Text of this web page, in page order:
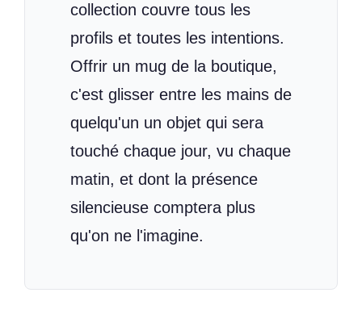
collection couvre tous les
profils et toutes les intentions.
Offrir un mug de la boutique,
c'est glisser entre les mains de
quelqu'un un objet qui sera
touché chaque jour, vu chaque
matin, et dont la présence
silencieuse comptera plus
qu'on ne l'imagine.